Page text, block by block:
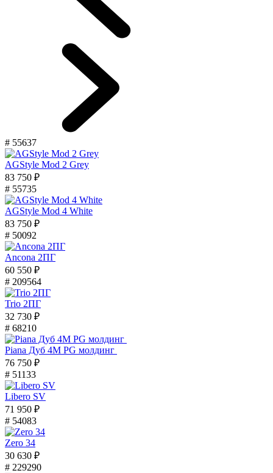
# 55637
AGStyle Mod 2 Grey
83 750 ₽
# 55735
AGStyle Mod 4 White
83 750 ₽
# 50092
Ancona 2ПГ
60 550 ₽
# 209564
Trio 2ПГ
32 730 ₽
# 68210
Piana Дуб 4M PG молдинг
76 750 ₽
# 51133
Libero SV
71 950 ₽
# 54083
Zero 34
30 630 ₽
# 229290